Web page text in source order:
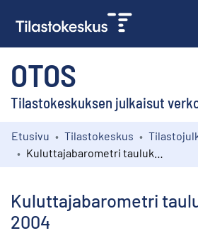
OTOS
Tilastokeskuksen julkaisut
Kokoelmat
Etusivu Tilastokeskus
Kuluttajabarometri
2004